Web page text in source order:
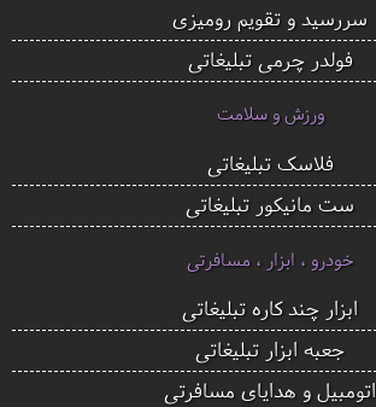
سررسید و تقویم رومیزی
فولدر چرمی تبلیغاتی
ورزش و سلامت
فلاسک تبلیغاتی
ست مانیکور تبلیغاتی
خودرو ، ابزار ، مسافرتی
ابزار چند کاره تبلیغاتی
جعبه ابزار تبلیغاتی
اتومبیل و هدایای مسافرتی